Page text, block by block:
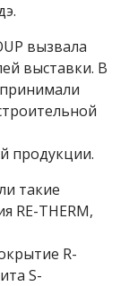
вызвала
выставки. В
продукции.
такие
RE-THERM,
R-
S-